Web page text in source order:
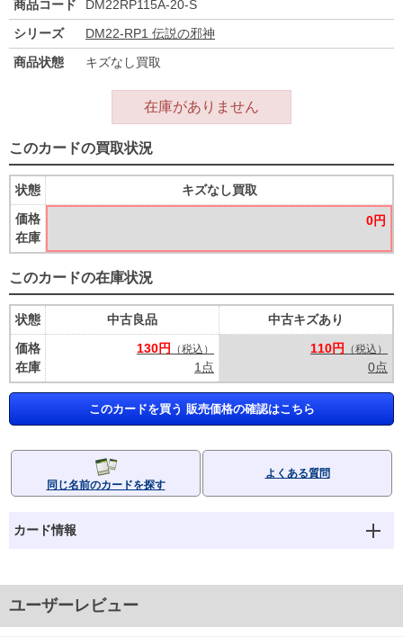
商品コード
DM22RP115A-20-S
シリーズ
DM22-RP1 伝説の邪神
商品状態
キズなし買取
在庫がありません
このカードの買取状況
状態
価格
在庫
キズなし買取
0円
このカードの在庫状況
状態
価格
在庫
中古良品
130円
（税込）
1点
中古キズあり
110円
（税込）
0点
このカードを買う 販売価格の確認はこちら
同じ名前のカードを探す
よくある質問
カード情報
ユーザーレビュー